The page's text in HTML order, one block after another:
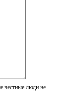
честные люди не